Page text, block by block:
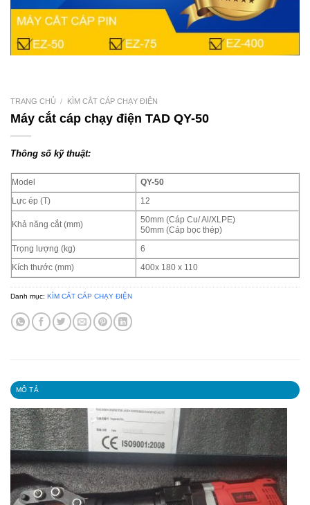
TRANG CHỦ / KÌM CẮT CÁP CHẠY ĐIỆN
Máy cắt cáp chạy điện TAD QY-50
Thông số kỹ thuật:
Model
QY-50
Lực ép (T)
12
Khả năng cắt (mm)
50mm (Cáp Cu/ Al/XLPE)
50mm (Cáp bọc thép)
Trọng lượng (kg)
6
Kích thước (mm)
400x 180 x 110
Danh mục: KÌM CẮT CÁP CHẠY ĐIỆN
MÔ TẢ